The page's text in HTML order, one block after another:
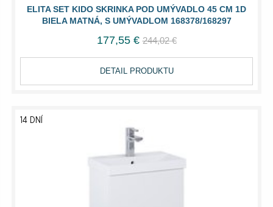
ELITA SET KIDO SKRINKA POD UMÝVADLO 45 CM 1D
BIELA MATNÁ, S UMÝVADLOM 168378/168297
177,55 € 244,02 €
DETAIL PRODUKTU
14 DNÍ